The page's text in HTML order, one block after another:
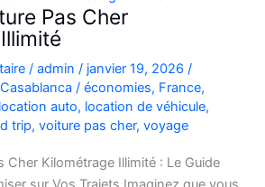
Pas Cher
/ admin / janvier 19, 2026 /
/ économies, France,
location auto, location de véhicule,
trip, voiture pas cher, voyage
Cher Kilométrage Illimité : Le Guide